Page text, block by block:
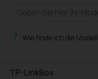
Geschäftskunden
Wie finde ich die
TP-LinkBox